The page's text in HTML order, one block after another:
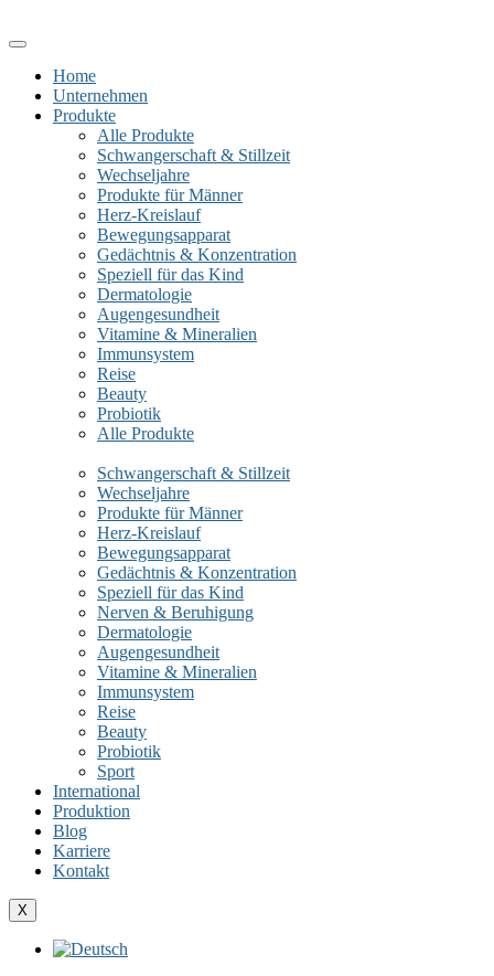
Home
Unternehmen
Produkte
Alle Produkte
Schwangerschaft & Stillzeit
Wechseljahre
Produkte für Männer
Herz-Kreislauf
Bewegungsapparat
Gedächtnis & Konzentration
Speziell für das Kind
Dermatologie
Augengesundheit
Vitamine & Mineralien
Immunsystem
Reise
Beauty
Probiotik
Alle Produkte
Schwangerschaft & Stillzeit
Wechseljahre
Produkte für Männer
Herz-Kreislauf
Bewegungsapparat
Gedächtnis & Konzentration
Speziell für das Kind
Nerven & Beruhigung
Dermatologie
Augengesundheit
Vitamine & Mineralien
Immunsystem
Reise
Beauty
Probiotik
Sport
International
Produktion
Blog
Karriere
Kontakt
X